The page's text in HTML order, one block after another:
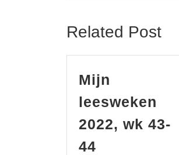
Related Post
Mijn
leesweken
2022, wk 43-
44